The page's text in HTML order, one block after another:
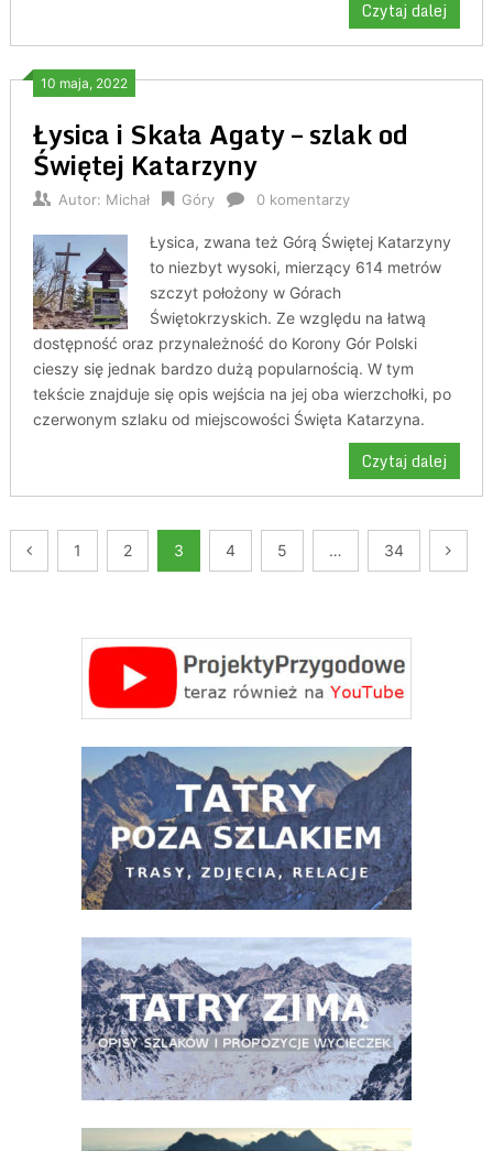
Czytaj dalej
10 maja, 2022
Łysica i Skała Agaty – szlak od
Świętej Katarzyny
Autor: Michał Góry 0 komentarzy
Łysica, zwana też Górą Świętej Katarzyny
to niezbyt wysoki, mierzący 614 metrów
szczyt położony w Górach
Świętokrzyskich. Ze względu na łatwą
dostępność oraz przynależność do Korony Gór Polski
cieszy się jednak bardzo dużą popularnością. W tym
tekście znajduje się opis wejścia na jej oba wierzchołki, po
czerwonym szlaku od miejscowości Święta Katarzyna.
Czytaj dalej
Nawigacja
wpisach
1 2 3 4 5 … 34